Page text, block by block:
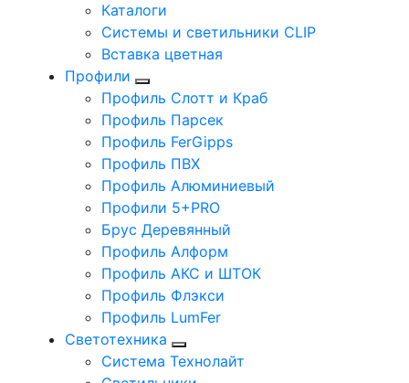
Каталоги
Системы и светильники CLIP
Вставка цветная
Профили
Профиль Слотт и Краб
Профиль Парсек
Профиль FerGipps
Профиль ПВХ
Профиль Алюминиевый
Профили 5+PRO
Брус Деревянный
Профиль Алформ
Профиль АКС и ШТОК
Профиль Флэкси
Профиль LumFer
Светотехника
Система Технолайт